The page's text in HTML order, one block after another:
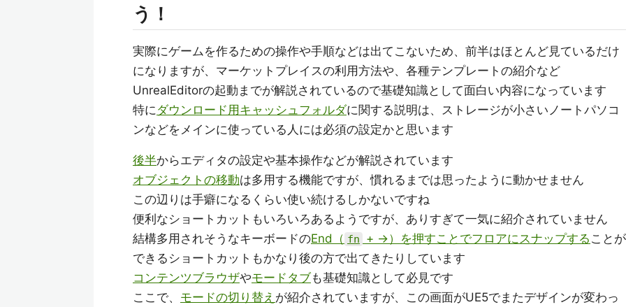
う！
実際にゲームを作るための操作や手順などは出てこないため、前半はほとんど見ているだけ
になりますが、マーケットプレイスの利用方法や、各種テンプレートの紹介など
UnrealEditorの起動までが解説されているので基礎知識として面白い内容になっています
特にダウンロード用キャッシュフォルダに関する説明は、ストレージが小さいノートパソコ
ンなどをメインに使っている人には必須の設定かと思います
後半からエディタの設定や基本操作などが解説されています
オブジェクトの移動は多用する機能ですが、慣れるまでは思ったように動かせません
この辺りは手癖になるくらい使い続けるしかないですね
便利なショートカットもいろいろあるようですが、ありすぎて一気に紹介されていません
結構多用されそうなキーボードのEnd（ fn + →）を押すことでフロアにスナップする ことが
できるショートカットもかなり後の方で出てきたりしています
コンテンツブラウザやモードタブも基礎知識として必見です
ここで、 モードの切り替え が紹介されていますが、この画面がUE5でまたデザインが変わっ